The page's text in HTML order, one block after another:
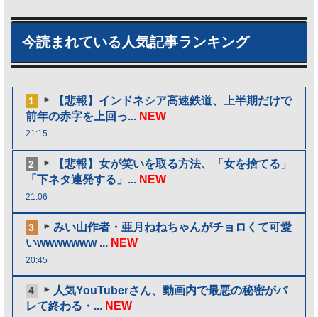
今読まれている人気記事ランキング
1
【悲報】インドネシア高速鉄道、上半期だけで
前年の赤字を上回っ... NEW
21:15
2
【悲報】女が笑いを取る方法、「女を捨てる」
「下ネタ連発する」... NEW
21:06
3
みい山作者・亜月ねねちゃんがチョロくて可愛
いwwwwwww ... NEW
20:45
4
人気YouTuberさん、動画内で最悪の秘密がバ
レて終わる・... NEW